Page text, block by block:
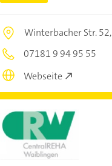
Winterbacher Str. 52,
07181 9 94 95 55
Webseite